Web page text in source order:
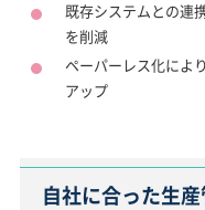
既存システムとの連
を削減
ペーパーレス化によ
アップ
自社に合った生